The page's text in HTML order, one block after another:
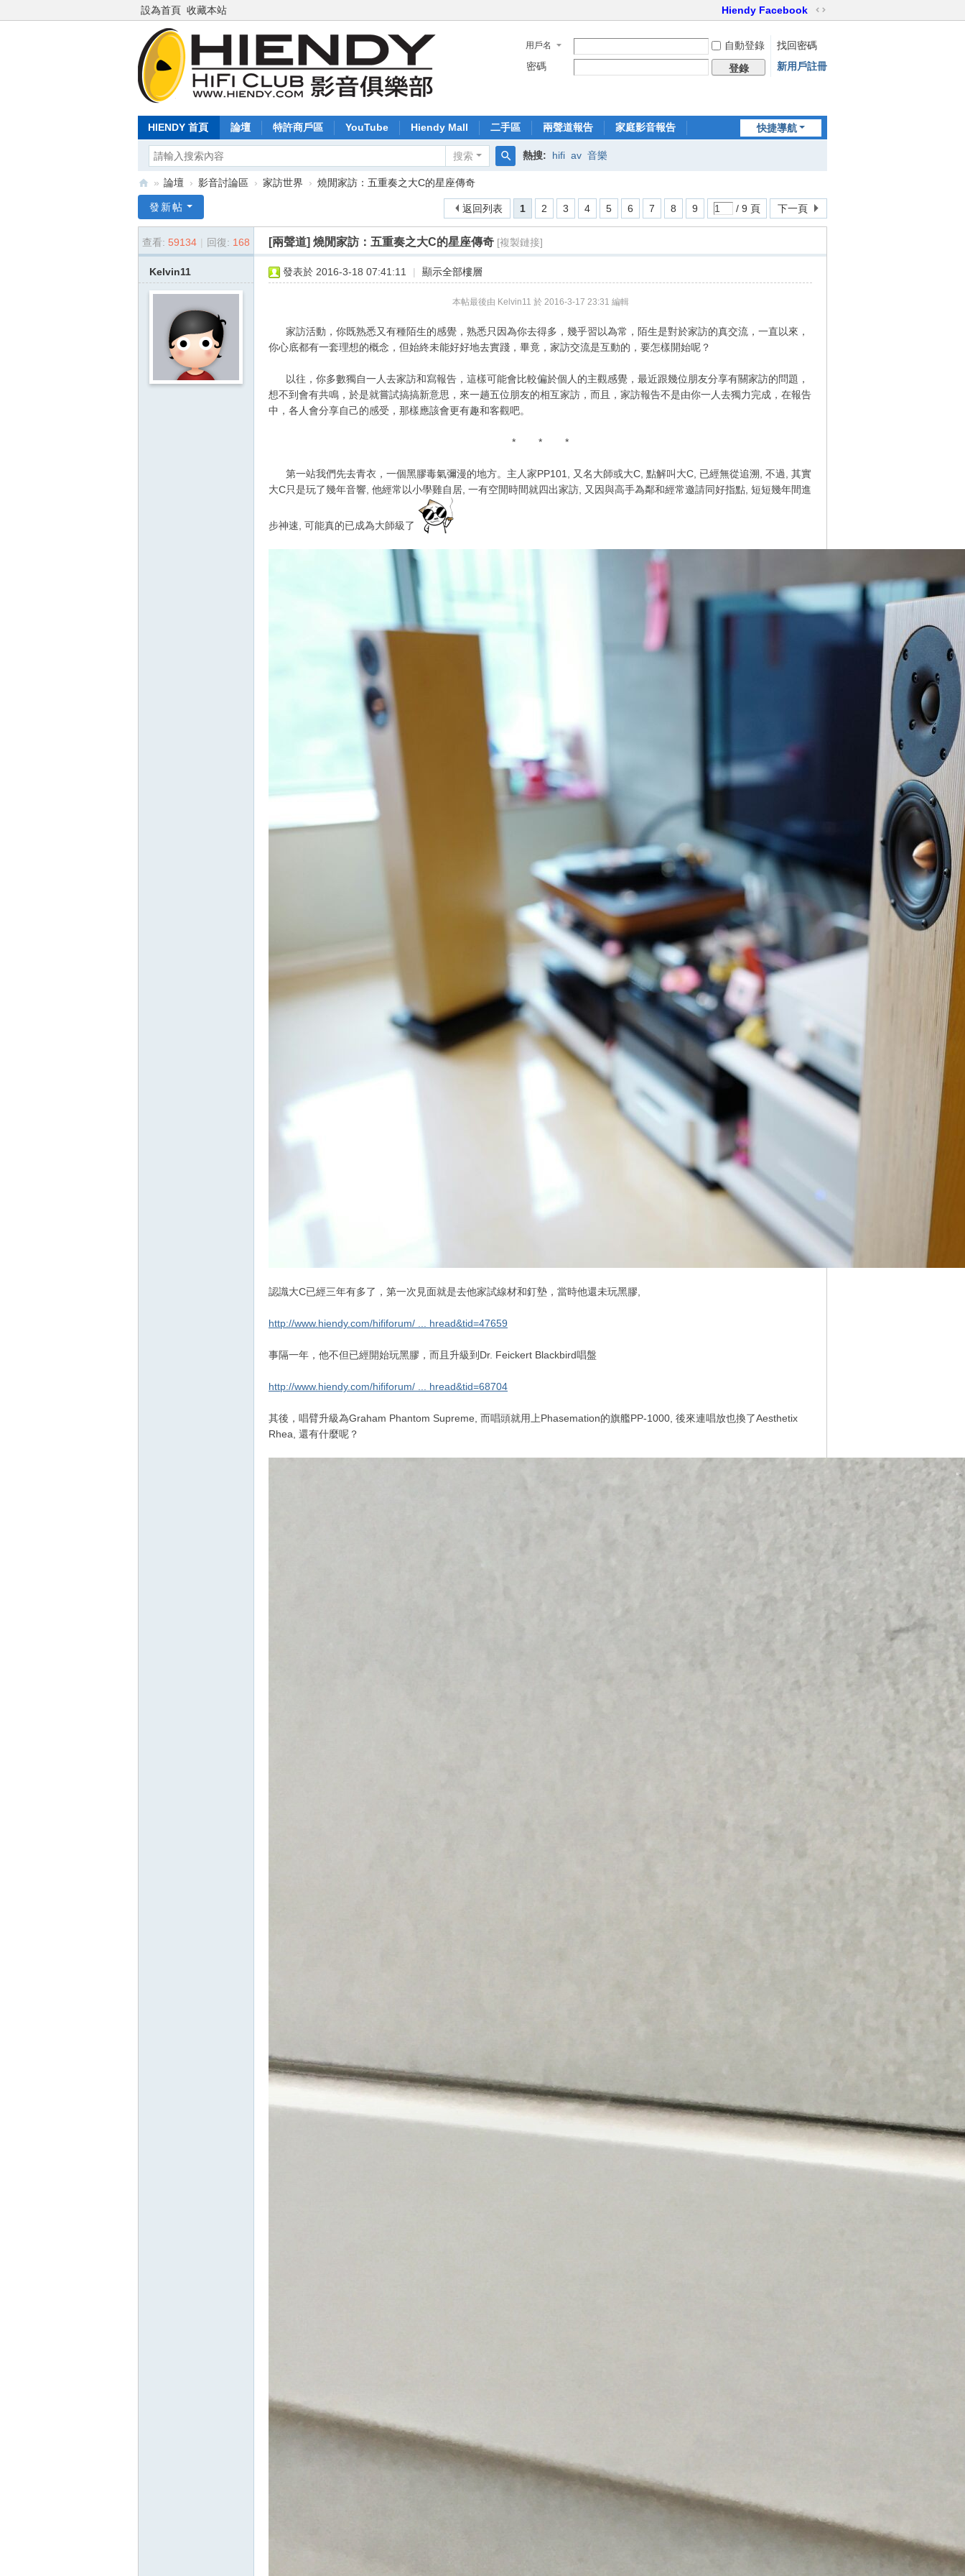
設為首頁 收藏本站 Hiendy Facebook
切
到
寬
版
用戶名 自動登錄
找回密碼
密碼
登錄 新用戶註冊
快捷導航
HIENDY 首頁 論壇 特許商戶區 YouTube Hiendy Mall 二手區 兩聲道報告
家庭影音報告
搜索
索
熱搜: hifi av 音樂
en
dy
o
» 論壇 › 影音討論區 › 家訪世界 › 燒閒家訪：五重奏之大C的星座傳奇
1 2 3 4 5 6 7 8 9 / 9 頁 下一頁
返回列表
發新帖
查看: 59134 | 回復: 168 [兩聲道] 燒閒家訪：五重奏之大C的星座傳奇 [複製鏈接]
Kelvin11 發表於 2016-3-18 07:41:11 | 顯示全部樓層
本帖最後由 Kelvin11 於 2016-3-17 23:31 編輯
家訪活動，你既熟悉又有種陌生的感覺，熟悉只因為你去得多，幾乎習以為常，陌生是對於家訪的真交流，一直以來，
你心底都有一套理想的概念，但始終未能好好地去實踐，畢竟，家訪交流是互動的，要怎樣開始呢？
以往，你多數獨自一人去家訪和寫報告，這樣可能會比較偏於個人的主觀感覺，最近跟幾位朋友分享有關家訪的問題，
想不到會有共鳴，於是就嘗試搞搞新意思，來一趟五位朋友的相互家訪，而且，家訪報告不是由你一人去獨力完成，在報告
中，各人會分享自己的感受，那樣應該會更有趣和客觀吧。
* * *
第一站我們先去青衣，一個黑膠毒氣彌漫的地方。主人家PP101, 又名大師或大C, 點解叫大C, 已經無從追溯, 不過, 其實
大C只是玩了幾年音響, 他經常以小學雞自居, 一有空閒時間就四出家訪, 又因與高手為鄰和經常邀請同好指點, 短短幾年間進
步神速, 可能真的已成為大師級了
認識大C已經三年有多了，第一次見面就是去他家試線材和釘墊，當時他還未玩黑膠,
http://www.hiendy.com/hififorum/ ... hread&tid=47659
事隔一年，他不但已經開始玩黑膠，而且升級到Dr. Feickert Blackbird唱盤
http://www.hiendy.com/hififorum/ ... hread&tid=68704
其後，唱臂升級為Graham Phantom Supreme, 而唱頭就用上Phasemation的旗艦PP-1000, 後來連唱放也換了Aesthetix
Rhea, 還有什麼呢？